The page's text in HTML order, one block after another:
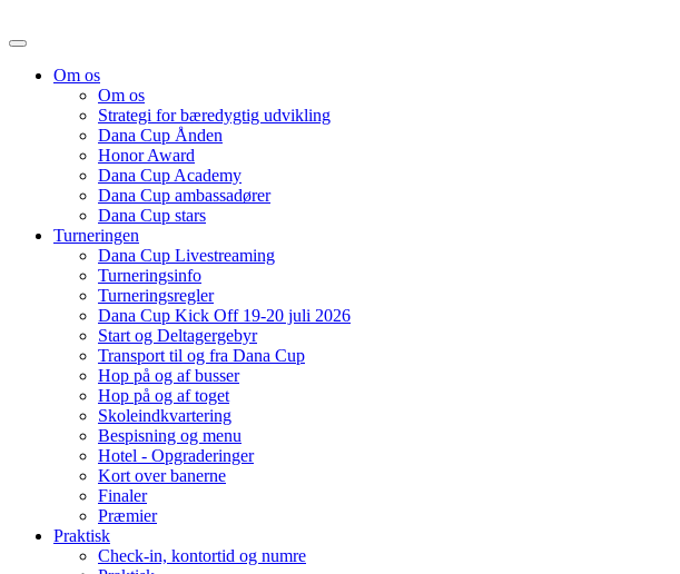
Om os
Om os
Strategi for bæredygtig udvikling
Dana Cup Ånden
Honor Award
Dana Cup Academy
Dana Cup ambassadører
Dana Cup stars
Turneringen
Dana Cup Livestreaming
Turneringsinfo
Turneringsregler
Dana Cup Kick Off 19-20 juli 2026
Start og Deltagergebyr
Transport til og fra Dana Cup
Hop på og af busser
Hop på og af toget
Skoleindkvartering
Bespisning og menu
Hotel - Opgraderinger
Kort over banerne
Finaler
Præmier
Praktisk
Check-in, kontortid og numre